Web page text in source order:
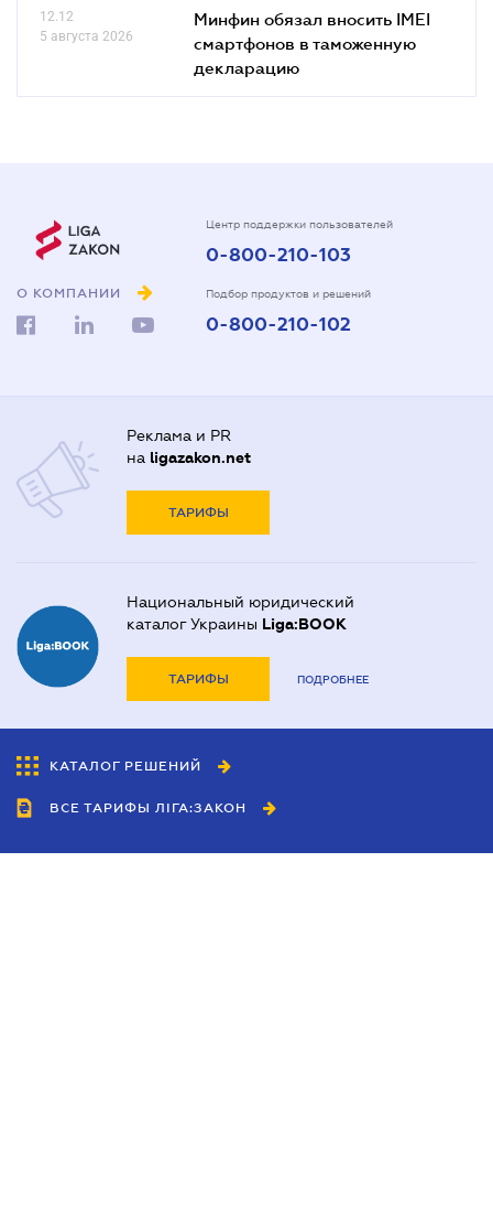
12.12
5 августа 2026
Минфин обязал вносить IMEI
смартфонов в таможенную
декларацию
О КОМПАНИИ
Центр поддержки пользователей
0-800-210-103
Подбор продуктов и решений
0-800-210-102
Реклама и PR
на ligazakon.net
ТАРИФЫ
Национальный юридический
каталог Украины Liga:BOOK
ТАРИФЫ ПОДРОБНЕЕ
КАТАЛОГ РЕШЕНИЙ
ВСЕ ТАРИФЫ ЛІГА:ЗАКОН